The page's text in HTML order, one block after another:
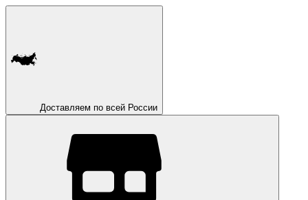
Доставляем по всей России